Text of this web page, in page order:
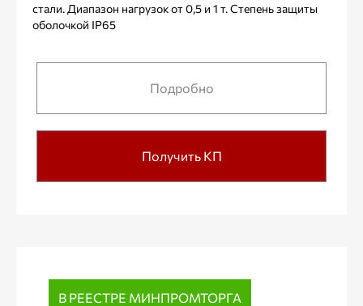
стали. Диапазон нагрузок от 0,5 и 1 т. Степень защиты
оболочкой IP65
Подробно
Получить КП
В РЕЕСТРЕ МИНПРОМТОРГА